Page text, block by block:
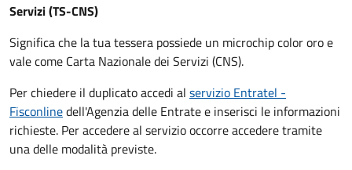
Servizi (TS-CNS)
Significa che la tua tessera possiede un microchip color oro e
vale come Carta Nazionale dei Servizi (CNS).
Per chiedere il duplicato accedi al servizio Entratel -
Fisconlinedell'Agenzia delle Entrate e inserisci le informazioni
richieste. Per accedere al servizio occorre accedere tramite
una delle modalità previste.